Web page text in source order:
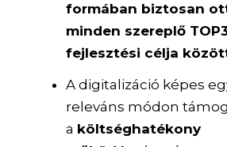
formában biztosan
minden szereplő
fejlesztési célja
A digitalizáció képes
releváns módon
a költséghatékony